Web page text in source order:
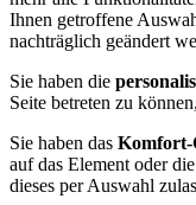
Ihnen getroffene
nachträglich geändert
Sie haben die
Seite betreten zu
Sie haben das Komfort-
auf das Element oder
dieses per Auswahl